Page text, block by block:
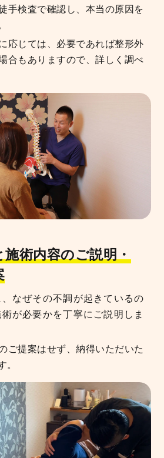
手検査で確認し、本当の原因を
応じては、必要であれば整形外
合もありますので、詳しく調べ
術内容のご説明・
なぜその不調が起きているの
が必要かを丁寧にご説明しま
ご提案はせず、納得いただいた